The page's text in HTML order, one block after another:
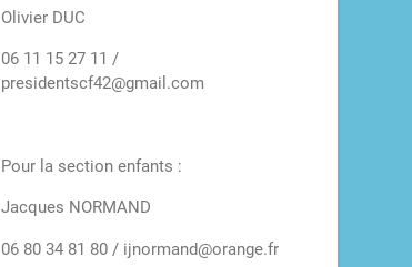
Olivier DUC
06 11 15 27 11 /
presidentscf42@gmail.com
Pour la section enfants :
Jacques NORMAND
06 80 34 81 80 / ijnormand@orange.fr